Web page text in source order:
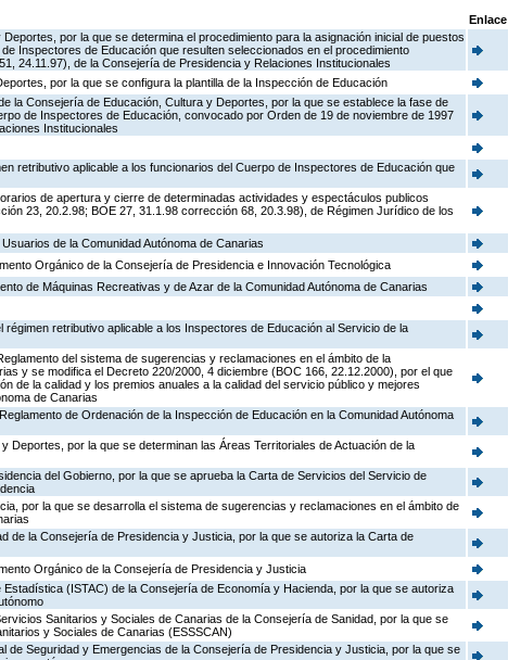
Enlace
por la que se determina el procedimiento para la asignación inicial de puestos
Inspectores de Educación que resulten seleccionados en el procedimiento
24.11.97), de la Consejería de Presidencia y Relaciones Institucionales
por la que se configura la plantilla de la Inspección de Educación
la Consejería de Educación, Cultura y Deportes, por la que se establece la fase de
de Inspectores de Educación, convocado por Orden de 19 de noviembre de 1997
Institucionales
retributivo aplicable a los funcionarios del Cuerpo de Inspectores de Educación que
de apertura y cierre de determinadas actividades y espectáculos publicos
23, 20.2.98; BOE 27, 31.1.98 corrección 68, 20.3.98), de Régimen Jurídico de los
de la Comunidad Autónoma de Canarias
Orgánico de la Consejería de Presidencia e Innovación Tecnológica
de Máquinas Recreativas y de Azar de la Comunidad Autónoma de Canarias
retributivo aplicable a los Inspectores de Educación al Servicio de la
del sistema de sugerencias y reclamaciones en el ámbito de la
y se modifica el Decreto 220/2000, 4 diciembre (BOC 166, 22.12.2000), por el que
de la calidad y los premios anuales a la calidad del servicio público y mejores
de Canarias
de Ordenación de la Inspección de Educación en la Comunidad Autónoma
Deportes, por la que se determinan las Áreas Territoriales de Actuación de la
del Gobierno, por la que se aprueba la Carta de Servicios del Servicio de
por la que se desarrolla el sistema de sugerencias y reclamaciones en el ámbito de
de la Consejería de Presidencia y Justicia, por la que se autoriza la Carta de
Orgánico de la Consejería de Presidencia y Justicia
(ISTAC) de la Consejería de Economía y Hacienda, por la que se autoriza
Sanitarios y Sociales de Canarias de la Consejería de Sanidad, por la que se
y Sociales de Canarias (ESSSCAN)
de Seguridad y Emergencias de la Consejería de Presidencia y Justicia, por la que se